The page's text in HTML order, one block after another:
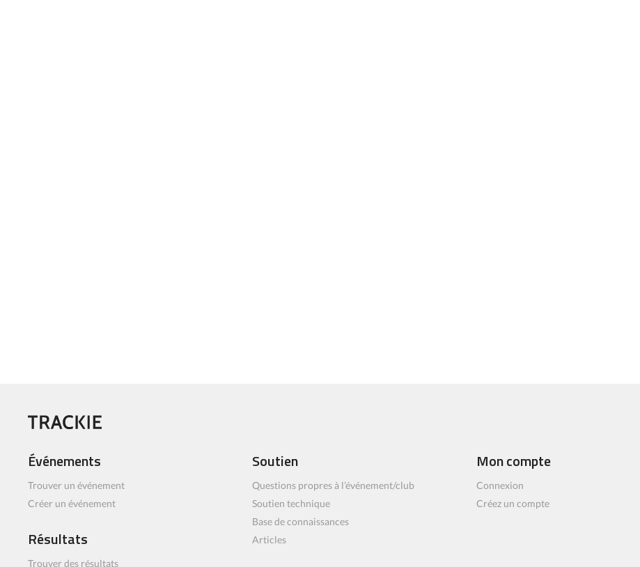
Événements
Trouver un événement
Créer un événement
Résultats
Trouver des résultats
Soutien
Questions propres à l’événement/club
Soutien technique
Base de connaissances
Articles
Mon compte
Connexion
Créez un compte